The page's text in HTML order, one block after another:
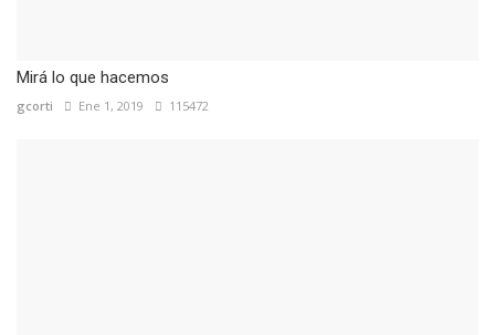
Mirá lo que hacemos
gcorti Ene 1, 2019 115472